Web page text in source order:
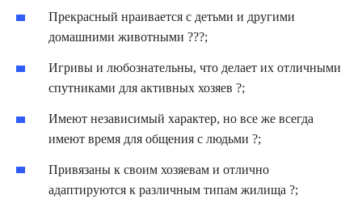
Прекрасный нраивается с детьми и другими
домашними животными ???;
Игривы и любознательны, что делает их отличными
спутниками для активных хозяев ?;
Имеют независимый характер, но все же всегда
имеют время для общения с людьми ?;
Привязаны к своим хозяевам и отлично
адаптируются к различным типам жилища ?;